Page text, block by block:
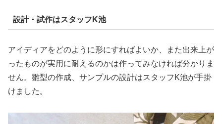
設計・試作はスタッフK池
アイディアをどのように形にすればよいか、また出来上が
ったものが実用に耐えるのかは作ってみなければ分かりま
せん。雛型の作成、サンプルの設計はスタッフK池が手掛
けました。